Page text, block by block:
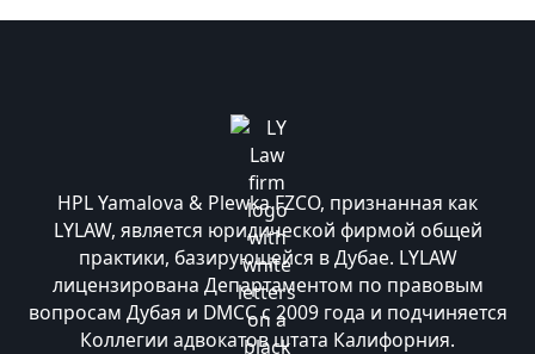
HPL Yamalova & Plewka FZCO, признанная как
LYLAW, является юридической фирмой общей
практики, базирующейся в Дубае. LYLAW
лицензирована Департаментом по правовым
вопросам Дубая и DMCC с 2009 года и подчиняется
Коллегии адвокатов штата Калифорния.